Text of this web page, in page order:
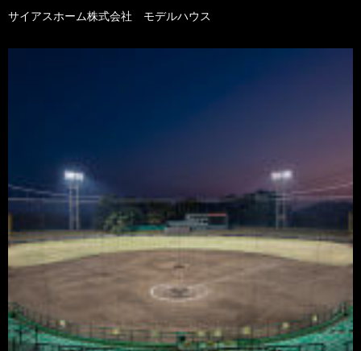
サイアスホーム株式会社 モデルハウス